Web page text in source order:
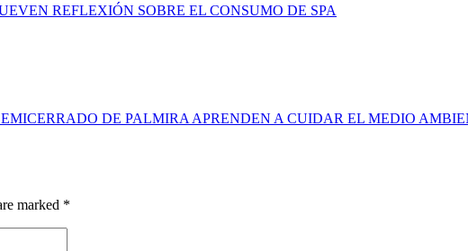
REFLEXIÓN SOBRE EL CONSUMO DE SPA
DE PALMIRA APRENDEN A CUIDAR EL MEDIO
marked *